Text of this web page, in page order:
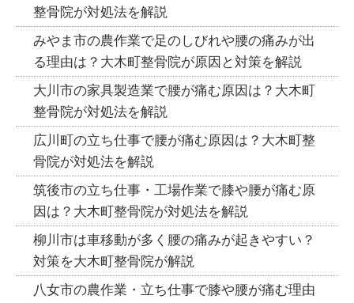
整骨院が対処法を解説
みやま市の農作業で足のしびれや腰の痛みが出
る理由は？大木町整骨院が原因と対策を解説
大川市の家具製造業で腰が痛む原因は？大木町
整骨院が対処法を解説
広川町の立ち仕事で腰が痛む原因は？大木町整
骨院が対処法を解説
筑後市の立ち仕事・工場作業で膝や腰が痛む原
因は？大木町整骨院が対処法を解説
柳川市は車移動が多く腰の痛みが起きやすい？
対策を大木町整骨院が解説
八女市の農作業・立ち仕事で膝や腰が痛む理由